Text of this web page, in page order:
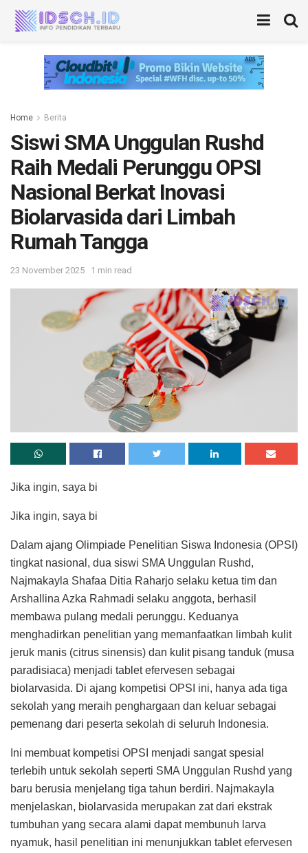
Home Berita
Siswi SMA Unggulan Rushd
Raih Medali Perunggu OPSI
Nasional Berkat Inovasi
Biolarvasida dari Limbah
Rumah Tangga
23 November 2025 1 min read
Jika ingin, saya bi
Jika ingin, saya bi
Dalam ajang Olimpiade Penelitian Siswa Indonesia (OPSI)
tingkat nasional, dua siswi SMA Unggulan Rushd,
Najmakayla Shafaa Ditia Raharjo selaku ketua tim dan
Arshallina Azka Rahmadi selaku anggota, berhasil
membawa pulang medali perunggu. Keduanya
menghadirkan penelitian yang memanfaatkan limbah kulit
jeruk manis (citrus sinensis) dan kulit pisang tanduk (musa
paradisiaca) menjadi tablet efervesen sebagai
biolarvasida. Di ajang kompetisi OPSI ini, hanya ada tiga
sekolah yang meraih penghargaan dan keluar sebagai
pemenang dari peserta sekolah di seluruh Indonesia.
Ini membuat kompetisi OPSI menjadi sangat spesial
terlebih untuk sekolah seperti SMA Unggulan Rushd yang
baru berusia menjelang tiga tahun berdiri. Najmakayla
menjelaskan, biolarvasida merupakan zat dari ekstrak
tumbuhan yang secara alami dapat membunuh larva
nyamuk, hasil penelitian ini menunjukkan tablet efervesen